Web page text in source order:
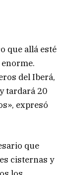
que allá esté
del Iberá,
tardará 20
expresó
que
cisternas y